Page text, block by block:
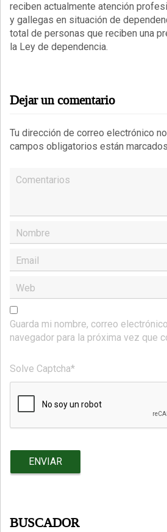
reciben actualmente atención
y gallegas en situación de
total de personas que reciben una
la Ley de dependencia.
Dejar un comentario
Tu dirección de correo electrónico
campos obligatorios están
Comentarios
Nombre
Email
Web
Guarda mi nombre, correo
navegador para la próxima vez que
Solve Captcha*
BUSCADOR